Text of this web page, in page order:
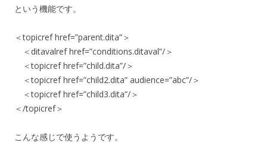
という機能です。
＜topicref href=”parent.dita”＞
＜ditavalref href=”conditions.ditaval”/＞
＜topicref href=”child.dita”/＞
＜topicref href=”child2.dita” audience=”abc”/＞
＜topicref href=”child3.dita”/＞
＜/topicref＞
こんな感じで使うようです。